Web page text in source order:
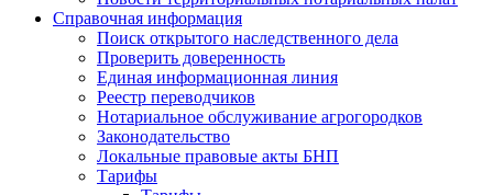
Справочная информация
Поиск открытого наследственного дела
Проверить доверенность
Единая информационная линия
Реестр переводчиков
Нотариальное обслуживание агрогородков
Законодательство
Локальные правовые акты БНП
Тарифы